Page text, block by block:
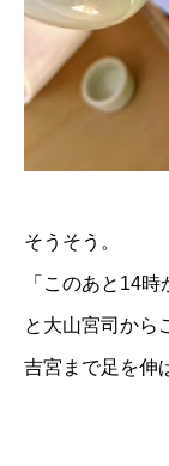
そうそう。
「このあと14
と大山宮司から
吉宮まで足を伸